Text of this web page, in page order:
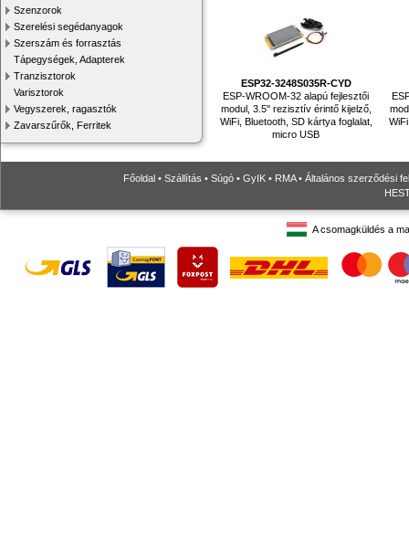
Szenzorok
Szerelési segédanyagok
Szerszám és forrasztás
Tápegységek, Adapterek
Tranzisztorok
Varisztorok
Vegyszerek, ragasztók
Zavarszűrők, Ferritek
ESP32-3248S035R-CYD
ESP-WROOM-32 alapú fejlesztői
modul, 3.5" rezisztív érintő kijelző,
WiFi, Bluetooth, SD kártya foglalat,
micro USB
Főoldal • Szállítás • Súgó • GyIK • RMA• Általános szerződési
A csomagküldés a